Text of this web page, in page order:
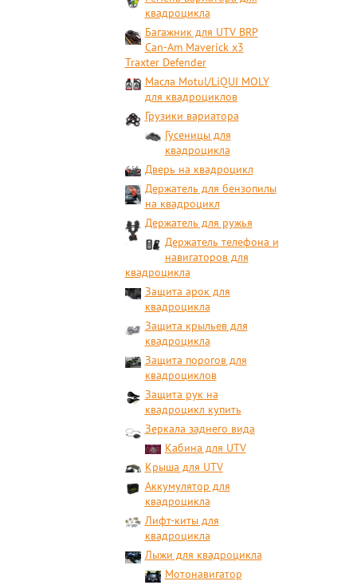
квадроцикла
Багажник для UTV BRP
Can-Am Maverick x3
Traxter Defender
Масла Motul/LiQUI MOLY
для квадроциклов
Грузики вариатора
Гусеницы для
квадроцикла
Дверь на квадроцикл
Держатель для бензопилы
на квадроцикл
Держатель для ружья
Держатель телефона и
навигаторов для
квадроцикла
Защита арок для
квадроцикла
Защита крыльев для
квадроцикла
Защита порогов для
квадроциклов
Защита рук на
квадроцикл купить
Зеркала заднего вида
Кабина для UTV
Крыша для UTV
Аккумулятор для
квадроцикла
Лифт-киты для
квадроцикла
Лыжи для квадроцикла
Мотонавигатор